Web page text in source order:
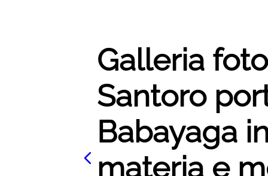
Galleria
Santoro
Babayaga
materia e